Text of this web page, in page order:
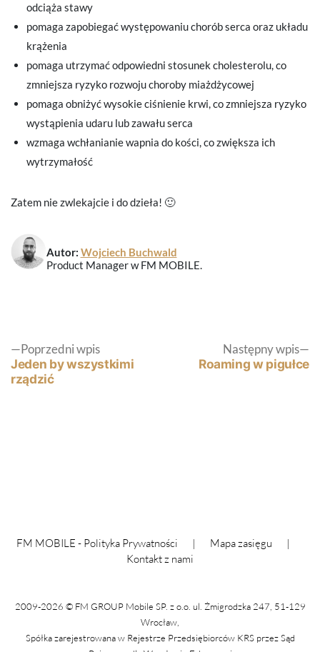
odciąża stawy
pomaga zapobiegać występowaniu chorób serca oraz układu
krążenia
pomaga utrzymać odpowiedni stosunek cholesterolu, co
zmniejsza ryzyko rozwoju choroby miażdżycowej
pomaga obniżyć wysokie ciśnienie krwi, co zmniejsza ryzyko
wystąpienia udaru lub zawału serca
wzmaga wchłanianie wapnia do kości, co zwiększa ich
wytrzymałość
Zatem nie zwlekajcie i do dzieła! 🙂
Autor: Wojciech Buchwald
Product Manager w FM MOBILE.
Nawigacja
wpisu
Poprzedni wpisPoprzedni
wpis:
Jeden by wszystkimi
rządzić
Następny wpis
Roaming w pigułce
FM MOBILE - Polityka Prywatności | Mapa zasięgu
|
Kontakt z nami
2009-2026 © FM GROUP Mobile SP. z o.o. ul. Żmigrodzka 247, 51-129
Wrocław,
Spółka zarejestrowana w Rejestrze Przedsiębiorców KRS przez Sąd